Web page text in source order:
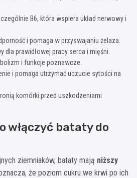
B6, która wspiera układ nerwowy i
i pomaga w przyswajaniu żelaza.
dla prawidłowej pracy serca i mięśni.
i funkcje poznawcze.
i pomaga utrzymać uczucie sytości na
komórki przed uszkodzeniami
włączyć bataty do
ziemniaków, bataty mają niższy
że poziom cukru we krwi po ich